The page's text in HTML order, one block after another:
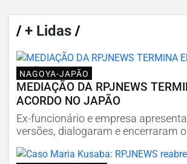
/+ Lidas /
NAGOYA-JAPÃO
MEDIAÇÃO DA RPJNEWS
ACORDO NO JAPÃO
Ex-funcionário e empresa
versões, dialogaram e encerraram